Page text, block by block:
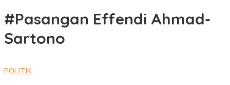
#Pasangan Effendi Ahmad-
Sartono
POLITIK